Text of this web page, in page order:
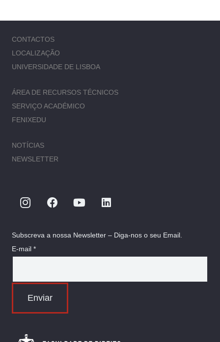
CONTACTOS
LOCALIZAÇÃO
UNIVERSIDADE DE LISBOA
ÁREA DE RECURSOS TÉCNICOS
SERVIÇO ACADÉMICO
FENIXEDU
NOTÍCIAS
NEWSLETTER
Subscreva a nossa Newsletter – Diga-nos o seu Email.
E-mail *